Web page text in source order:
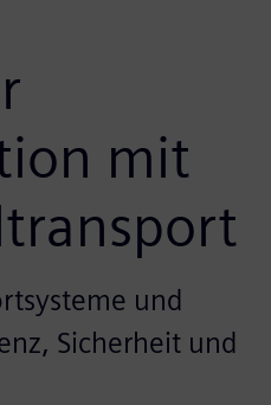
mit
und
Sicherheit und